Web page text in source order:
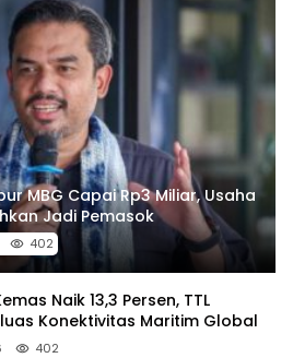
MBG Capai Rp3 Miliar, Usaha
Jadi Pemasok
402
Naik 13,3 Persen, TTL
Konektivitas Maritim Global
402